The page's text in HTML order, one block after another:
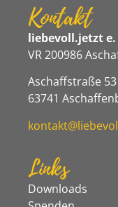
Kontakt
liebevoll.jetzt e.
VR 200986
Aschaffstraße 53
63741
Links
Downloads